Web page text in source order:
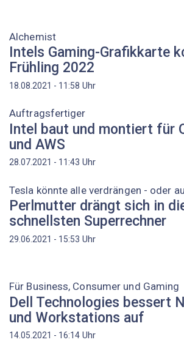
Alchemist
Intels Gaming-Grafikkarte
Frühling 2022
18.08.2021 - 11:58 Uhr
Auftragsfertiger
Intel baut und montiert für
und AWS
28.07.2021 - 11:43 Uhr
Tesla könnte alle verdrängen - oder
Perlmutter drängt sich in
schnellsten Superrechner
29.06.2021 - 15:53 Uhr
Für Business, Consumer und Gaming
Dell Technologies bessert
und Workstations auf
14.05.2021 - 16:14 Uhr